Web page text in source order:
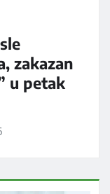
zakazan
u petak